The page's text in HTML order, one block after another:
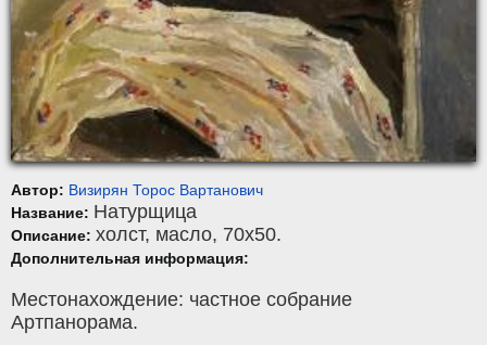
Автор: Визирян Торос Вартанович
Название: Натурщица
Описание: холст, масло, 70x50.
Дополнительная информация:
Местонахождение: частное собрание
Артпанорама.